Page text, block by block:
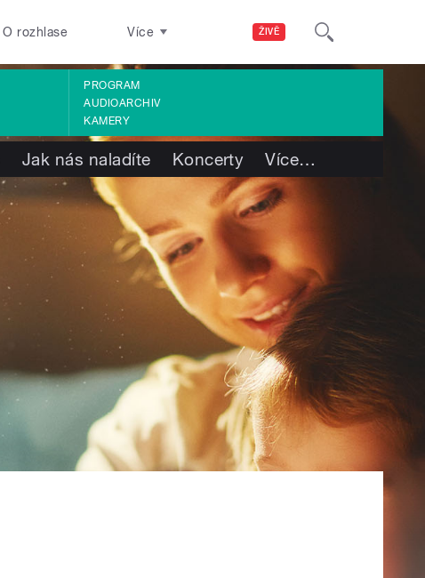
ŽIVĚ
O rozhlase Více
PROGRAM
AUDIOARCHIV
KAMERY
Jak nás naladíte Koncerty Více…